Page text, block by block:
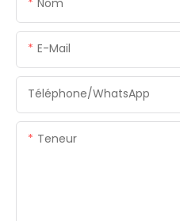
Nom
E-Mail
Téléphone/WhatsApp
Teneur